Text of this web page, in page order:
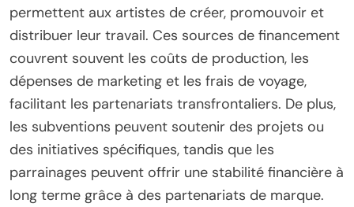
permettent aux artistes de créer, promouvoir et
distribuer leur travail. Ces sources de financement
couvrent souvent les coûts de production, les
dépenses de marketing et les frais de voyage,
facilitant les partenariats transfrontaliers. De plus,
les subventions peuvent soutenir des projets ou
des initiatives spécifiques, tandis que les
parrainages peuvent offrir une stabilité financière à
long terme grâce à des partenariats de marque.